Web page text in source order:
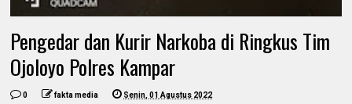
Pengedar dan Kurir Narkoba di Ringkus Tim
Ojoloyo Polres Kampar
0 fakta media Senin, 01 Agustus 2022